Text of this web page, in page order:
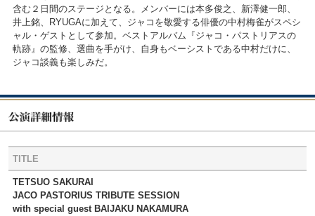
含む２日間のステージとなる。メンバーには本多俊之、新澤健一郎、
井上銘、RYUGAに加えて、ジャコを敬愛する俳優の中村梅雀がスペシ
ャル・ゲストとして参加。ベストアルバム『ジャコ・パストリアスの
軌跡』の監修、選曲を手がけ、自身もベーシストである中村だけに、
ジャコ談義も楽しみだ。
TITLE
TETSUO SAKURAI
JACO PASTORIUS TRIBUTE SESSION
with special guest BAIJAKU NAKAMURA